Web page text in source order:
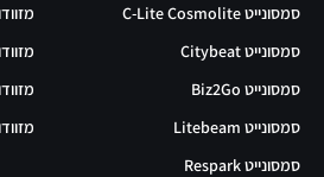
סמסונייט C-Lite Cosmolite
סמסונייט Citybeat
סמסונייט Biz2Go
סמסונייט Litebeam
סמסונייט Respark
מזוודות
מזוודות
מזוודות
מזוודות